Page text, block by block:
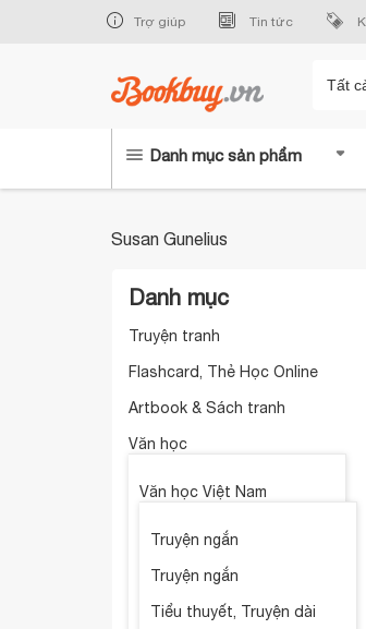
Trợ giúp Tin tức
Tất
Danh mục sản phẩm
Susan Gunelius
Danh mục
Truyện tranh
Flashcard, Thẻ Học Online
Artbook & Sách tranh
Văn học
Văn học Việt Nam
Truyện ngắn
Truyện ngắn
Tiểu thuyết, Truyện dài